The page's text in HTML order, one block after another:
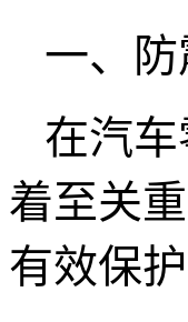
一、
在汽
着至关
有效保